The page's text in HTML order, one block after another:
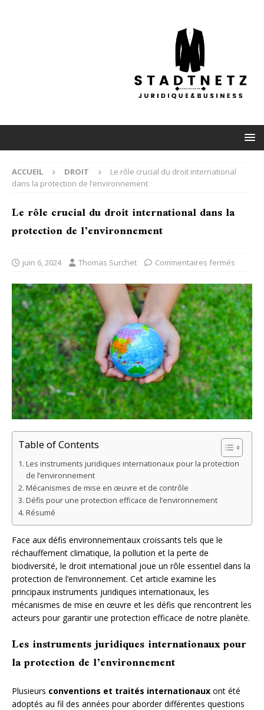
ACCUEIL DROIT
Le rôle crucial du droit international
dans la protection de l’environnement
Le rôle crucial du droit international dans la
protection de l’environnement
juin 6, 2024 Thomas Surchet Commentaires fermés
Table of Contents
Les instruments juridiques internationaux pour la protection
de l’environnement
Mécanismes de mise en œuvre et de contrôle
Défis pour une protection efficace de l’environnement
Résumé
Face aux défis environnementaux croissants tels que le
réchauffement climatique, la pollution et la perte de
biodiversité, le droit international joue un rôle essentiel dans la
protection de l’environnement. Cet article examine les
principaux instruments juridiques internationaux, les
mécanismes de mise en œuvre et les défis que rencontrent les
acteurs pour garantir une protection efficace de notre planète.
Les instruments juridiques internationaux pour
la protection de l’environnement
Plusieurs conventions et traités internationaux ont été
adoptés au fil des années pour aborder différentes questions